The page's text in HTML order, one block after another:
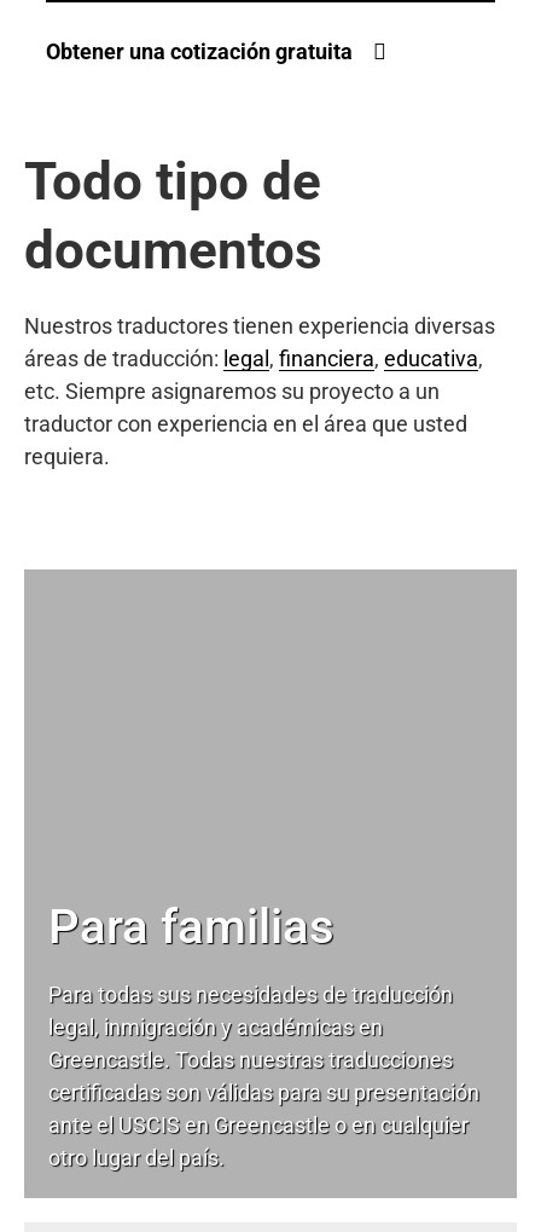
Obtener una cotización gratuita
Todo tipo de
documentos
Nuestros traductores tienen experiencia diversas
áreas de traducción: legal , financiera, educativa,
etc. Siempre asignaremos su proyecto a un
traductor con experiencia en el área que usted
requiera.
Para familias
Para todas sus necesidades detraducción
legal, inmigración y académicas en
Greencastle. Todas nuestras traducciones
certificadas son válidas para su presentación
ante el USCIS en Greencastle o en cualquier
otro lugar del país.